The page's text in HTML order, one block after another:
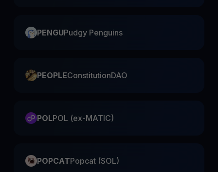
PENGUPudgy Penguins
PEOPLEConstitutionDAO
POLPOL (ex-MATIC)
POPCATPopcat (SOL)